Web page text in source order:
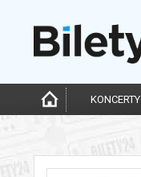
KONCERTY